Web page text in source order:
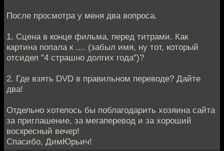
После просмотра у меня два вопроса.
1. Сцена в конце фильма, перед титрами. Как
картина попала к .... (забыл имя, ну тот, который
отсидел "4 страшно долгих года")?
2. Где взять DVD в правильном переводе? Дайте
два!
Отдельно хотелось бы поблагодарить хозяина сайта
за приглашение, за мегаперевод и за хороший
воскресный вечер!
Спасибо, ДимЮрьич!